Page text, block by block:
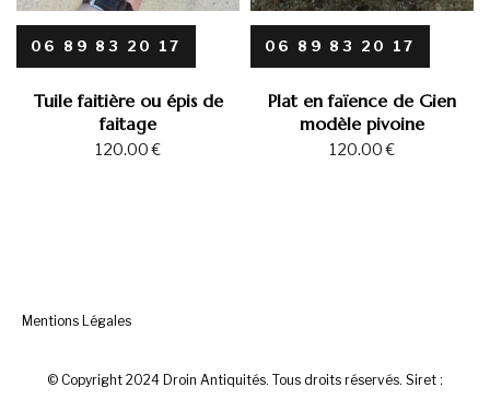
06 89 83 20 17
Tuile faitière ou épis de
faitage
120.00€
06 89 83 20 17
Plat en faïence de Gien
modèle pivoine
120.00€
Mentions Légales
© Copyright 2024 Droin Antiquités. Tous droits réservés. Siret :